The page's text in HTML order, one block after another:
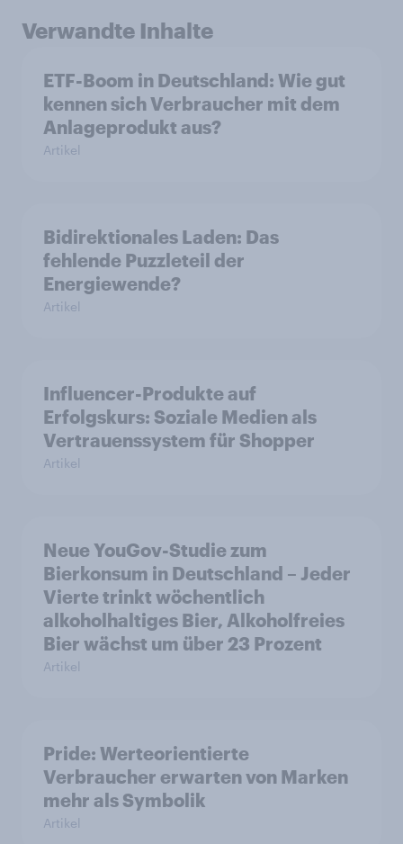
Verwandte Inhalte
ETF-Boom in Deutschland: Wie gut
kennen sich Verbraucher mit dem
Anlageprodukt aus?
Artikel
Bidirektionales Laden: Das
fehlende Puzzleteil der
Energiewende?
Artikel
Influencer-Produkte auf
Erfolgskurs: Soziale Medien als
Vertrauenssystem für Shopper
Artikel
Neue YouGov-Studie zum
Bierkonsum in Deutschland – Jeder
Vierte trinkt wöchentlich
alkoholhaltiges Bier, Alkoholfreies
Bier wächst um über 23 Prozent
Artikel
Pride: Werteorientierte
Verbraucher erwarten von Marken
mehr als Symbolik
Artikel